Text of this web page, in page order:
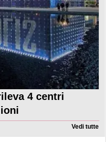
4 centri
Vedi tutte